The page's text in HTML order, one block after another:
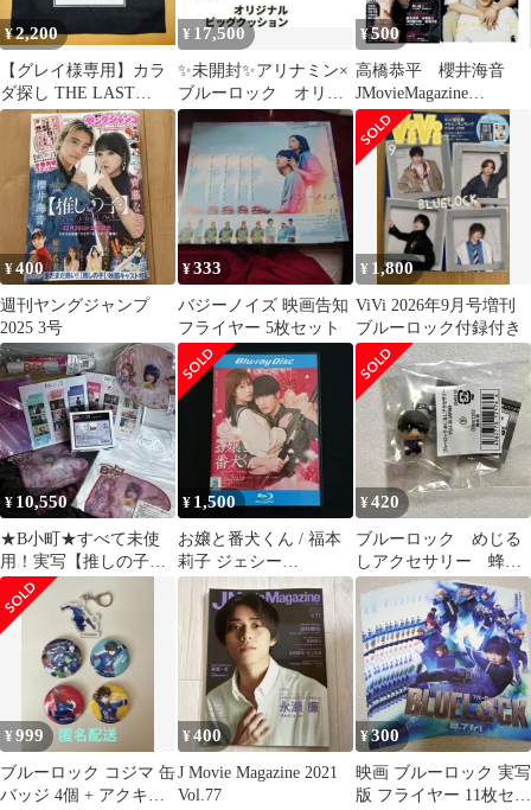
¥2,200
【グレイ様専用】カラ
ダ探し THE LAST
NIGHT ショルダーバッ
¥ 17,500
✨未開封✨アリナミン×
ブルーロック オリジ
ナルビッグクッション
¥500
高橋恭平 櫻井海音
JMovieMagazine
CINEMASQUARE
¥400
週刊ヤングジャンプ
2025 3号
¥333
バジーノイズ 映画告知
フライヤー 5枚セット
¥ 1,800
ViVi 2026年9月号増刊
ブルーロック付録付き
¥ 10,550
★B小町★すべて未使
用！実写【推しの子】
公式 グッズ セット
¥ 1,500
お嬢と番犬くん / 福本
莉子 ジェシー
SixTONES Blu-ray
¥420
ブルーロック めじる
しアクセサリー 蜂楽
廻 櫻井海音
¥999
ブルーロック コジマ 缶
バッジ 4個 + アクキー
¥400
J Movie Magazine 2021
Vol.77
¥300
映画 ブルーロック 実写
版 フライヤー 11枚セッ